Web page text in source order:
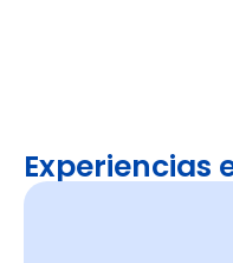
Experiencias